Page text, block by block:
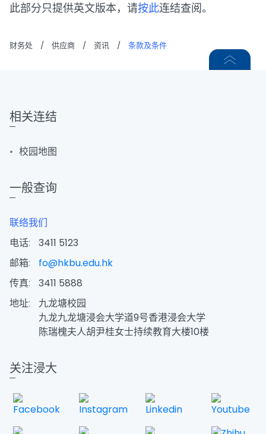
此部分只提供英文版本，请按此连结查阅。
财务处 / 供应商 / 资讯 / 条款及条件
相关连结
校园地图
一般查询
联络我们
电话:
3411 5123
邮箱:
fo@hkbu.edu.hk
传真:
3411 5888
地址:
九龙塘校园
九龙九龙塘浸会大学道9号香港浸会大学
陈瑞槐夫人胡尹桂女士持续教育大楼10楼
关注浸大